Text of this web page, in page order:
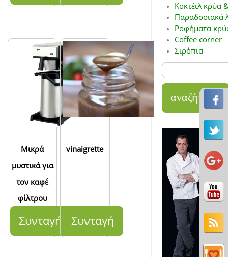
Μικρά
μυστικά για
τον καφέ
φίλτρου
Συνταγή
vinaigrette
Συνταγή
Κοκτέιλ κρύα
Παραδοσιακά
Ροφήματα
Coffee corner
Σιρόπια